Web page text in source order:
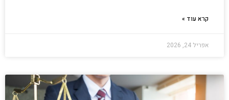
קרא עוד »
אפריל 24, 2026